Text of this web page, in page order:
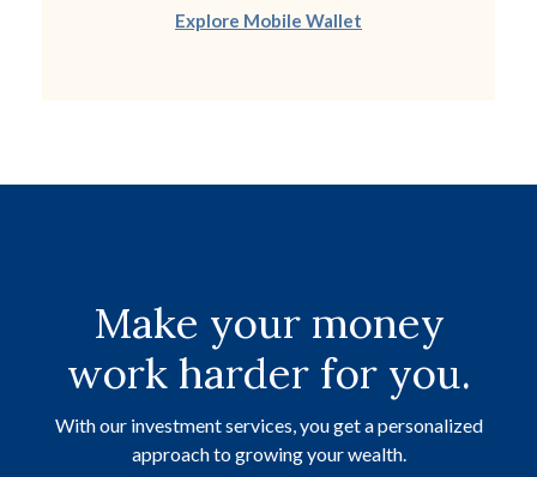
Explore Mobile Wallet
Make your money
work harder for you.
With our investment services, you get a personalized
approach to growing your wealth.